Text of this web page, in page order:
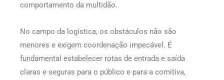
comportamento da multidão.
No campo da logística, os obstáculos não são
menores e exigem coordenação impecável. É
fundamental estabelecer rotas de entrada e saída
claras e seguras para o público e para a comitiva,